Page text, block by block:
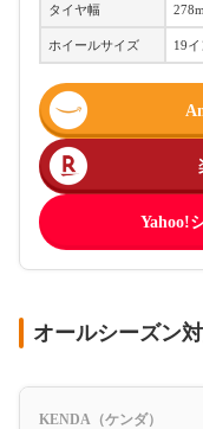
タイヤ幅
ホイールサイズ 19
Yahoo!
オールシーズン
KENDA（ケンダ）